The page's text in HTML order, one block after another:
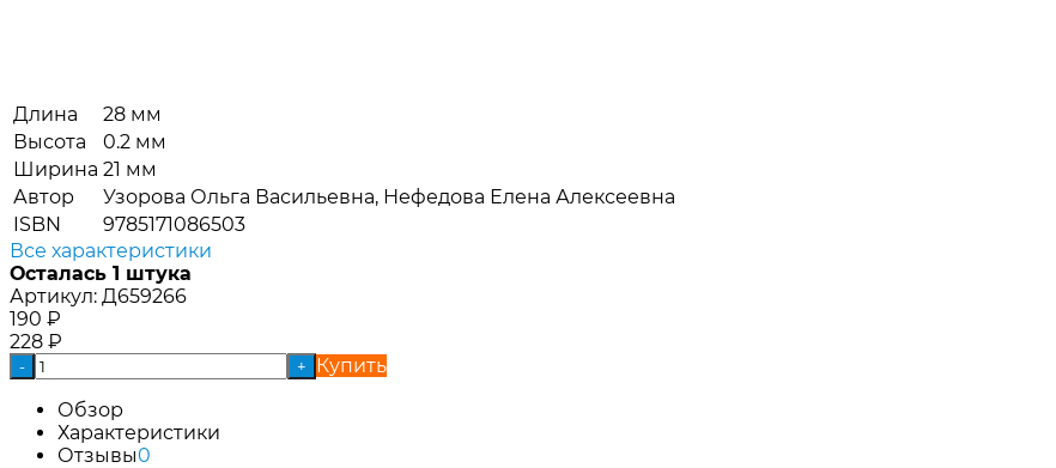
Длина
28 мм
Высота
0.2 мм
Ширина 21 мм
Автор
Узорова Ольга Васильевна, Нефедова Елена Алексеевна
ISBN
9785171086503
Все характеристики
Осталась 1 штука
Артикул: Д659266
190 ₽
228 ₽
- +
Купить
Обзор
Характеристики
Отзывы0